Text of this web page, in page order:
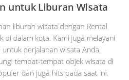
untuk Liburan Wisata
liburan wisata dengan Rental
di dalam kota. Kami juga melayani
untuk perjalanan wisata Anda
tempat-tempat objek wisata di
dan juga hits pada saat ini.